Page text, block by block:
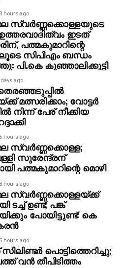
hours ago
സ്വര്‍ണ്ണക്കൊള്ളയുടെ
ഇടത്
പത്മകുമാറിന്റെ
സിപിഎം ബന്ധം
പി.കെ കുഞ്ഞാലിക്കുട്ടി
days ago
മത്സരിക്കാം; വോട്ടര്‍
നിന്ന് പേര് നീക്കിയ
hours ago
സ്വര്‍ണ്ണക്കൊള്ള;
സുരേന്ദ്രന്
പത്മകുമാറിന്റെ മൊഴി
hours ago
സ്വര്‍ണ്ണക്കൊള്ളയ്ക്ക്
ടച്ച് ഉണ്ട്; പങ്ക്
പോയിട്ടുണ്ട്: കെ
hours ago
പൊട്ടിത്തെറിച്ചു;
വന്‍ തീപിടിത്തം